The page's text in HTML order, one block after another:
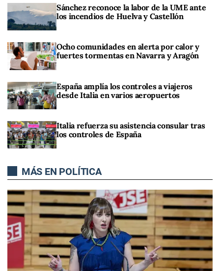
Sánchez reconoce la labor de la UME ante
los incendios de Huelva y Castellón
Ocho comunidades en alerta por calor y
fuertes tormentas en Navarra y Aragón
España amplía los controles a viajeros
desde Italia en varios aeropuertos
Italia refuerza su asistencia consular tras
los controles de España
MÁS EN POLÍTICA